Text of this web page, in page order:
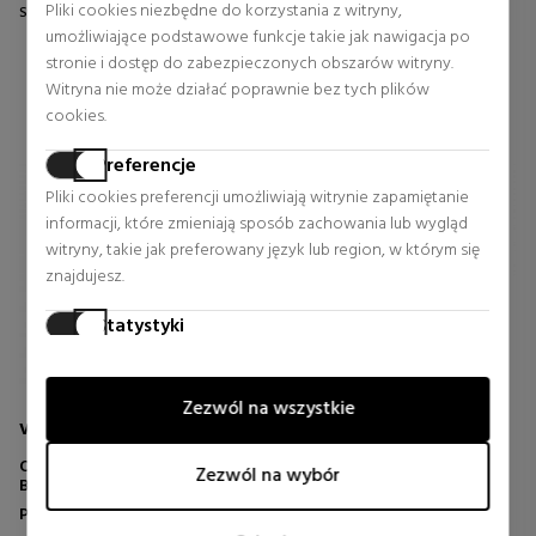
Pliki cookies niezbędne do korzystania z witryny,
umożliwiające podstawowe funkcje takie jak nawigacja po
stronie i dostęp do zabezpieczonych obszarów witryny.
Witryna nie może działać poprawnie bez tych plików
cookies.
Preferencje
Pliki cookies preferencji umożliwiają witrynie zapamiętanie
informacji, które zmieniają sposób zachowania lub wygląd
witryny, takie jak preferowany język lub region, w którym się
znajdujesz.
Statystyki
zrozumieć, w jaki sposób odwiedzający komunikują się z
witrynami, gromadząc i raportując informacje anonimowo.
Pliki cookies marketingowe są używane do śledzenia
odwiedzających na stronach internetowych. Celem jest
Zezwól na wszystkie
Zezwól na wybór
Stała cena 169,90 €
0 rewizje
Stała cena 45,90 €
0 rewizje
VANS
OLD SKOOL DROP V
BACKPACK
Plecaki i torby biodrowe dla
BACKPACK WITH MODERN
CENTRAL DESIGN
Plecaki i torby biodrowe dla